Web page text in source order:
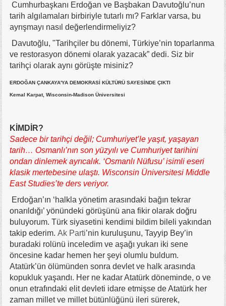
Cumhurbaşkanı Erdoğan ve Başbakan Davutoğlu’nun
tarih algılamaları birbiriyle tutarlı mı? Farklar varsa, bu
ayrışmayı nasıl değerlendirmeliyiz?
Davutoğlu, "Tarihçiler bu dönemi, Türkiye’nin toparlanma
ve restorasyon dönemi olarak yazacak” dedi. Siz bir
tarihçi olarak aynı görüşte misiniz?
ERDOĞAN ÇANKAYA'YA DEMOKRASİ KÜLTÜRÜ SAYESİNDE ÇIKTI
Kemal Karpat, Wisconsin-Madison Üniversitesi
KİMDİR?
Sadece bir tarihçi değil; Cumhuriyet’le yaşıt, yaşayan
tarih… Osmanlı’nın son yüzyılı ve Cumhuriyet tarihini
ondan dinlemek ayrıcalık. ‘Osmanlı Nüfusu’ isimli eseri
klasik mertebesine ulaştı. Wisconsin Üniversitesi Middle
East Studies’te ders veriyor.
Erdoğan’ın ‘halkla yönetim arasındaki bağın tekrar
onarıldığı’ yönündeki görüşünü ana fikir olarak doğru
buluyorum. Türk siyasetini kendimi bildim bileli yakından
takip ederim.Ak Parti’nin kuruluşunu, Tayyip Bey’in
buradaki rolünü inceledim ve aşağı yukarı iki sene
öncesine kadar hemen her şeyi olumlu buldum.
Atatürk’ün ölümünden sonra devlet ve halk arasında
kopukluk yaşandı. Her ne kadar Atatürk döneminde, o ve
onun etrafındaki elit devleti idare etmişse de Atatürk her
zaman millet ve millet bütünlüğünü ileri sürerek,